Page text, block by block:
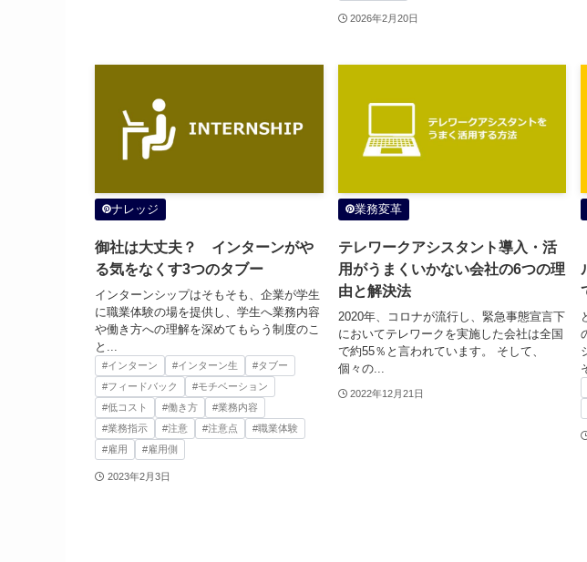
2026年2月20日
ナレッジ
御社は大丈夫？ インターンがや
る気をなくす3つのタブー
インターンシップはそもそも、企業が学生
に職業体験の場を提供し、学生へ業務内容
や働き方への理解を深めてもらう制度のこ
と...
#インターン #インターン生
#タブー
#フィードバック
#モチベーション
#低コスト
#働き方
#業務内容
#業務指示
#注意 #注意点
#職業体験
#雇用
#雇用側
2023年2月3日
業務変革
テレワークアシスタント導入・活
用がうまくいかない会社の6つの理
由と解決法
2020年、コロナが流行し、緊急事態宣言下
においてテレワークを実施した会社は全国
で約55％と言われています。 そして、
個々の...
2022年12月21日